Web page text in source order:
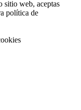
sitio web, aceptas
política de